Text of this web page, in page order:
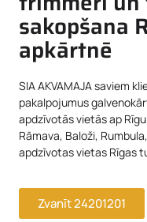
sakopšana
apkārtnē
SIA AKVAMAJA saviem
pakalpojumus
apdzīvotās vietās ap
Rāmava, Baloži,
apdzīvotas vietas Rīgas
Zvanīt 24201201